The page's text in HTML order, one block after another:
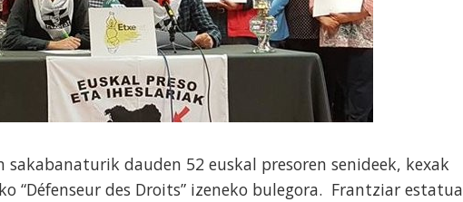
sakabanaturik dauden 52 euskal presoren senideek, kexak
“Défenseur des Droits” izeneko bulegora. Frantziar